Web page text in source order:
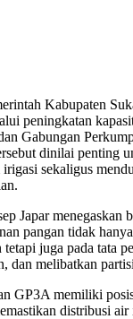
Kabupaten
peningkatan
Gabungan
dinilai penting
sekaligus
Japar menegaskan
pangan tidak
tetapi juga pada tata
dan melibatkan
GP3A memiliki
distribusi